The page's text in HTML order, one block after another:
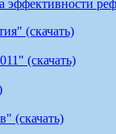
эффективности
(скачать)
(скачать)
(скачать)